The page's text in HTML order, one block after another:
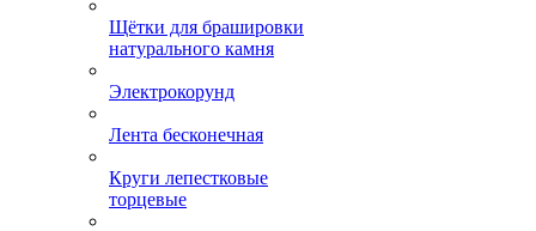
Щётки для брашировки
натурального камня
Электрокорунд
Лента бесконечная
Круги лепестковые
торцевые